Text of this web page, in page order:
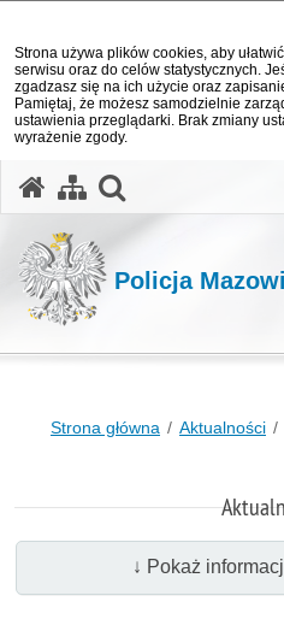
Strona używa plików cookies, aby
serwisu oraz do celów statystycznych.
zgadzasz się na ich użycie oraz
Pamiętaj, że możesz samodzielnie
ustawienia przeglądarki. Brak zmiany
wyrażenie zgody.
Policja
Strona główna Aktualności
↓ Pokaż